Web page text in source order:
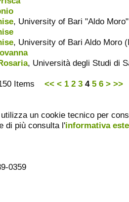
, University of Bari "Aldo
, University of Bari Aldo Moro
, Università degli Studi di
Items << < 1 2 3 4 5 6 > >>
un cookie tecnico per
di più consulta l'informativa
0359